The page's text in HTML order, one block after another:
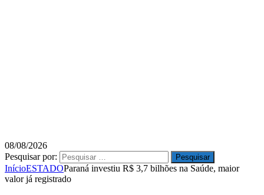
08/08/2026
Pesquisar por:
InícioESTADOParaná investiu R$ 3,7 bilhões na Saúde, maior
valor já registrado